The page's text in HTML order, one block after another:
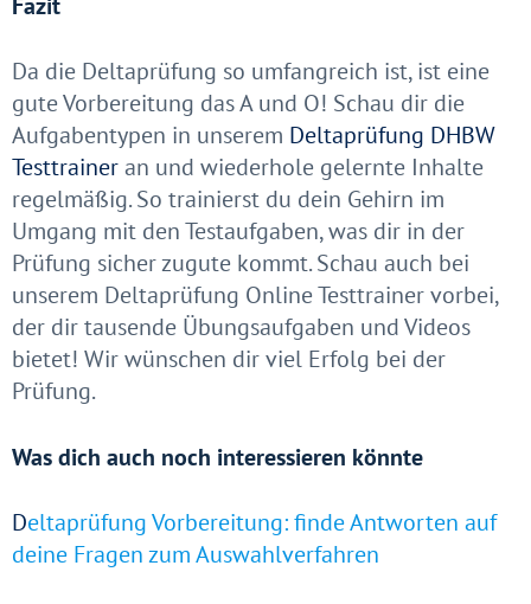
Da die Deltaprüfung so umfangreich ist, ist eine
gute Vorbereitung das A und O! Schau dir die
Aufgabentypen in unserem Deltaprüfung DHBW
Testtraineran und wiederhole gelernte Inhalte
regelmäßig. So trainierst du dein Gehirn im
Umgang mit den Testaufgaben, was dir in der
Prüfung sicher zugute kommt. Schau auch bei
unserem Deltaprüfung Online Testtrainer vorbei,
der dir tausende Übungsaufgaben und Videos
bietet! Wir wünschen dir viel Erfolg bei der
Prüfung.
Was dich auch noch interessieren könnte
Deltaprüfung Vorbereitung: finde Antworten auf
deine Fragen zum Auswahlverfahren